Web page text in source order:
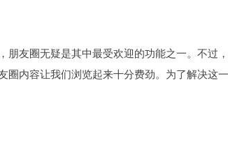
朋友圈无疑是其中最受欢迎的功能之一。不过
圈内容让我们浏览起来十分费劲。为了解决这